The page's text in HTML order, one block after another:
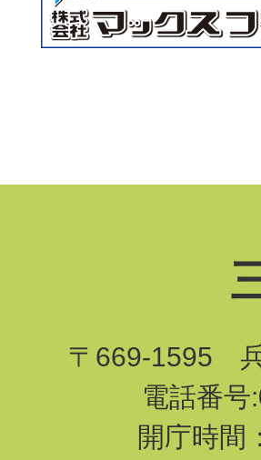
〒669-1595
電話番
開庁時間